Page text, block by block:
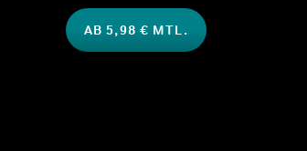
AB 5,98 € MTL.